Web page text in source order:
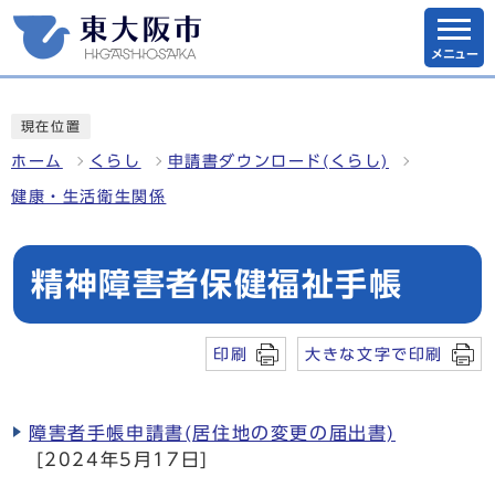
メニュー
現在位置
ホーム くらし 申請書ダウンロード(くらし)
健康・生活衛生関係
精神障害者保健福祉手帳
印刷 大きな文字で印刷
障害者手帳申請書(居住地の変更の届出書)
[2024年5月17日]